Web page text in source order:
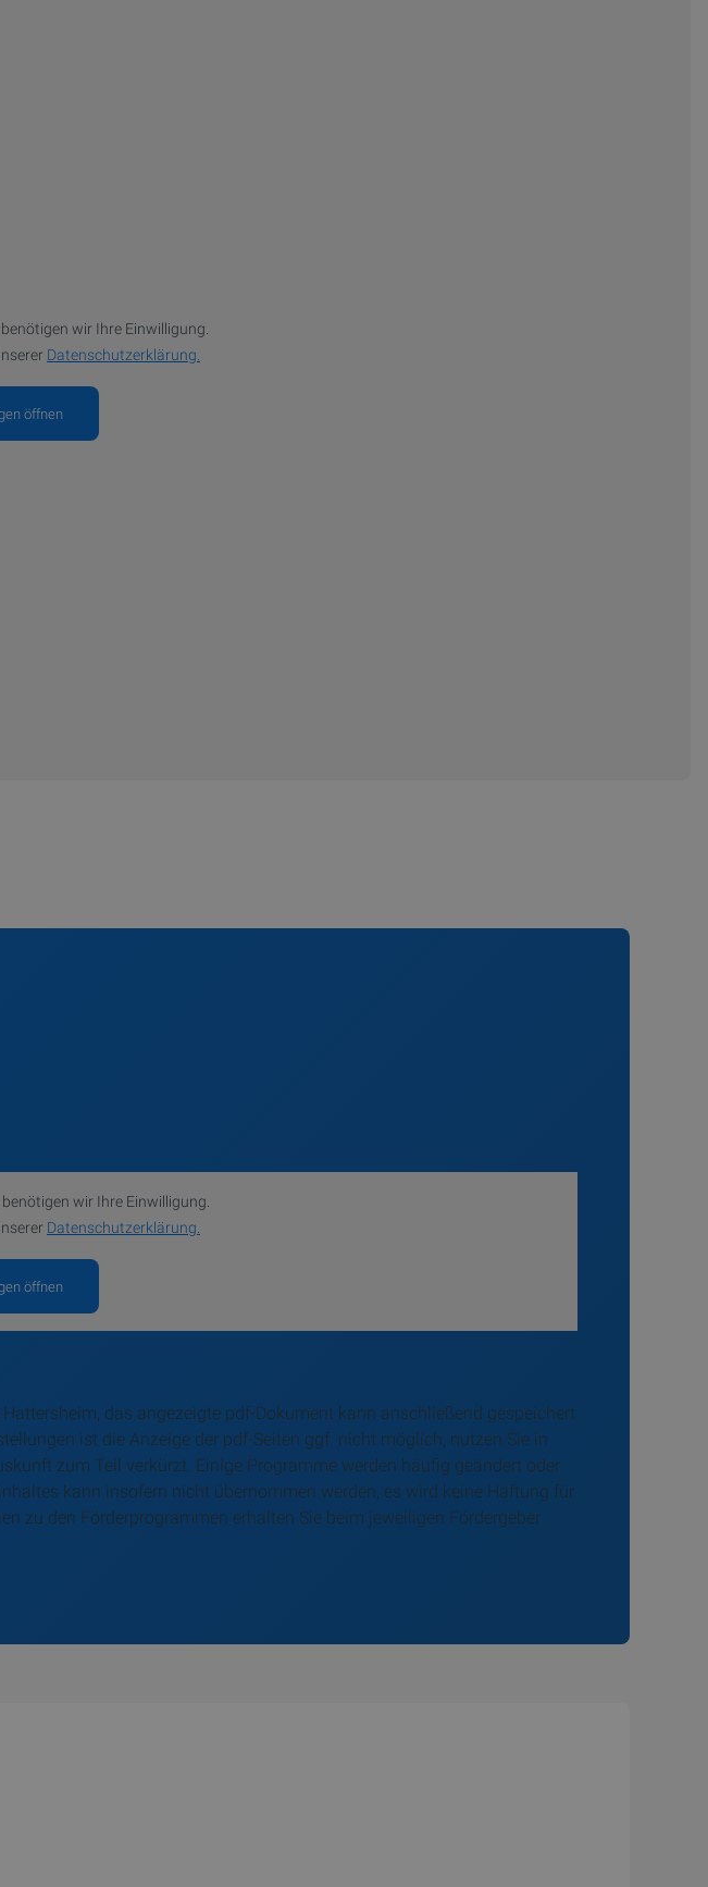
wir Ihre Einwilligung.
Datenschutzerklärung.
öffnen
wir Ihre Einwilligung.
Datenschutzerklärung.
öffnen
das angezeigte pdf-Dokument kann anschließend gespeichert
ist die Anzeige der pdf-Seiten ggf. nicht möglich, nutzen Sie in
zum Teil verkürzt. Einige Programme werden häufig geändert oder
kann insofern nicht übernommen werden, es wird keine Haftung für
zu den Förderprogrammen erhalten Sie beim jeweiligen Fördergeber